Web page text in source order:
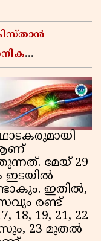
മേയ് 29
ഇടയിൽ
ഇതിൽ,
രണ്ട്
19, 21, 22
23 മുതൽ